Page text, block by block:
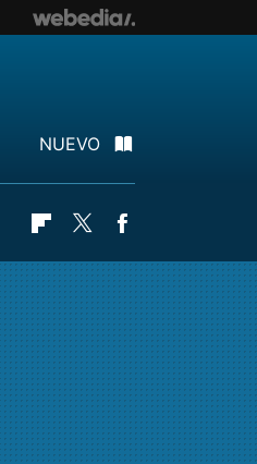
NUEVO
Flipboard
Twitter